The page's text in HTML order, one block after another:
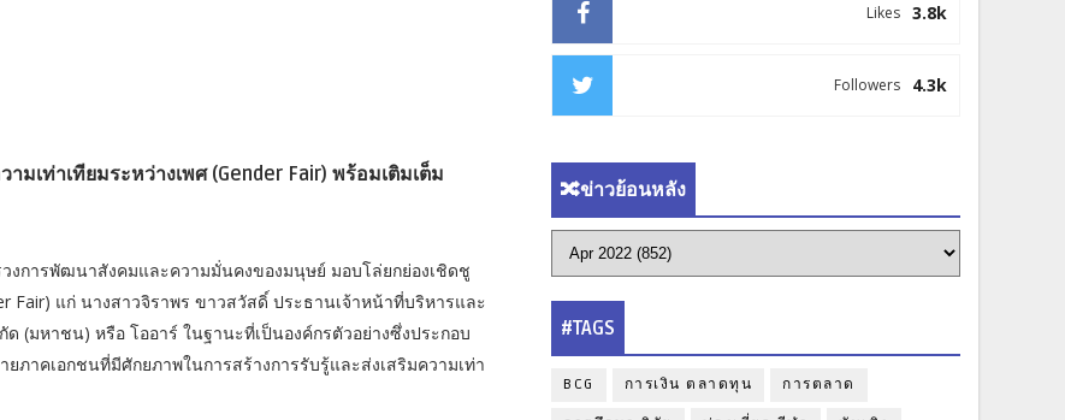
เท่าเทียมระหว่างเพศ (Gender Fair) พร้อมเติมเต็ม
งการพัฒนาสังคมและความมั่นคงของมนุษย์ มอบโล่ยกย่องเชิดชู
Fair) แก่ นางสาวจิราพร ขาวสวัสดิ์ ประธานเจ้าหน้าที่บริหารและ
(มหาชน) หรือ โออาร์ ในฐานะที่เป็นองค์กรตัวอย่างซึ่งประกอบ
ภาคเอกชนที่มีศักยภาพในการสร้างการรับรู้และส่งเสริมความเท่า
3.8k
Likes
4.3k
Followers
🔀ข่าวย้อนหลัง
#TAGS
BCG การเงิน ตลาดทุน การตลาด